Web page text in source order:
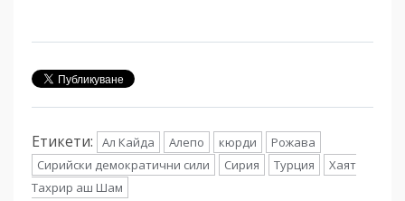
Етикети: Ал Кайда Алепо кюрди
Рожава
Сирийски демократични сили
Сирия Турция
Хаят
Тахрир аш Шам